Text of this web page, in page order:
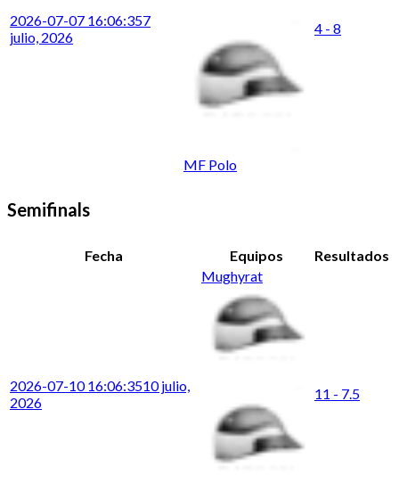
2026-07-07 16:06:357
julio, 2026
MF Polo
4 - 8
Semifinals
Fecha Equipos Resultados
2026-07-10 16:06:3510 julio,
2026
Mughyrat
11 - 7.5